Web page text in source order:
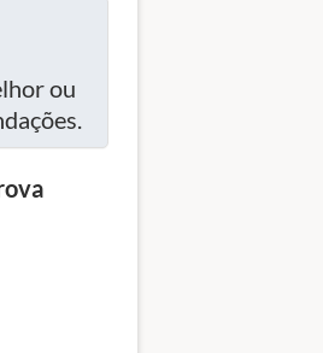
ou